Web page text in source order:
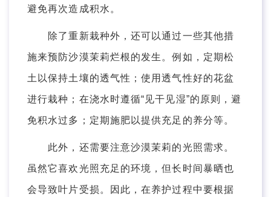
避免再次造成积水。
除了重新栽种外，还可以通过一些其他措
施来预防沙漠茉莉烂根的发生。例如，定期松
土以保持土壤的透气性；使用透气性好的花盆
进行栽种；在浇水时遵循“见干见湿”的原则，避
免积水过多；定期施肥以提供充足的养分等。
此外，还需要注意沙漠茉莉的光照需求。
虽然它喜欢光照充足的环境，但长时间暴晒也
会导致叶片受损。因此，在养护过程中要根据